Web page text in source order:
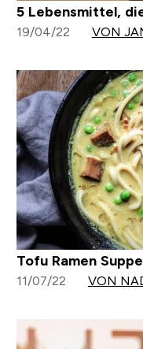
5 Lebensmittel,
19/04/22 VON
Tofu Ramen
11/07/22 VON